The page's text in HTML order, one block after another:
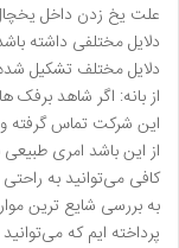
علت یخ زدن داخل
دلایل مختلفی داشته
دلایل مختلف تشکیل
از بانه: اگر شاهد برفک
این شرکت تماس گرفته
از این باشد امری
کافی می‌توانید به راحتی
به بررسی شایع ترین
پرداخته ایم که